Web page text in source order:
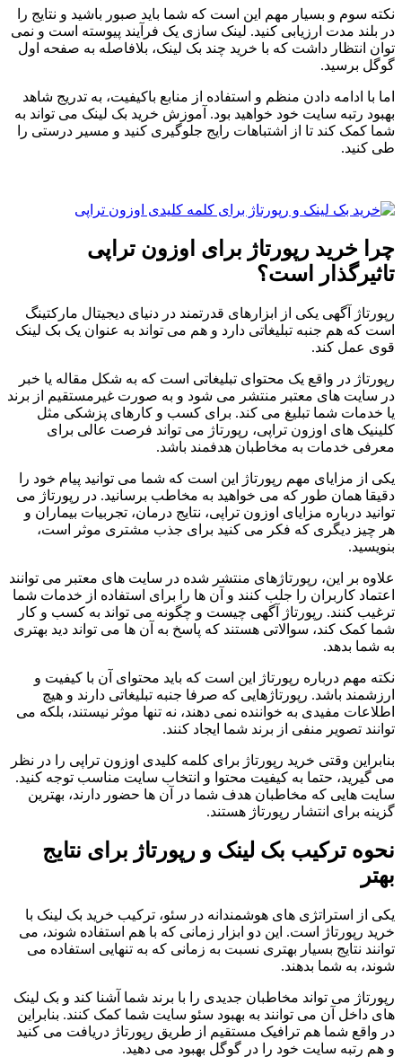
نکته سوم و بسیار مهم این است که شما باید صبور باشید و نتایج را
در بلند مدت ارزیابی کنید. لینک سازی یک فرآیند پیوسته است و نمی
توان انتظار داشت که با خرید چند بک لینک، بلافاصله به صفحه اول
گوگل برسید.
اما با ادامه دادن منظم و استفاده از منابع باکیفیت، به تدریج شاهد
بهبود رتبه سایت خود خواهید بود. آموزش خرید بک لینک می تواند به
شما کمک کند تا از اشتباهات رایج جلوگیری کنید و مسیر درستی را
طی کنید.
چرا خرید رپورتاژ برای اوزون تراپی
تاثیرگذار است؟
رپورتاژ آگهی یکی از ابزارهای قدرتمند در دنیای دیجیتال مارکتینگ
است که هم جنبه تبلیغاتی دارد و هم می تواند به عنوان یک بک لینک
قوی عمل کند.
رپورتاژ در واقع یک محتوای تبلیغاتی است که به شکل مقاله یا خبر
در سایت های معتبر منتشر می شود و به صورت غیرمستقیم از برند
یا خدمات شما تبلیغ می کند. برای کسب و کارهای پزشکی مثل
کلینیک های اوزون تراپی، رپورتاژ می تواند فرصت عالی برای
معرفی خدمات به مخاطبان هدفمند باشد.
یکی از مزایای مهم رپورتاژ این است که شما می توانید پیام خود را
دقیقا همان طور که می خواهید به مخاطب برسانید. در رپورتاژ می
توانید درباره مزایای اوزون تراپی، نتایج درمان، تجربیات بیماران و
هر چیز دیگری که فکر می کنید برای جذب مشتری موثر است،
بنویسید.
علاوه بر این، رپورتاژهای منتشر شده در سایت های معتبر می توانند
اعتماد کاربران را جلب کنند و آن ها را برای استفاده از خدمات شما
ترغیب کنند. رپورتاژ آگهی چیست و چگونه می تواند به کسب و کار
شما کمک کند، سوالاتی هستند که پاسخ به آن ها می تواند دید بهتری
به شما بدهد.
نکته مهم درباره رپورتاژ این است که باید محتوای آن با کیفیت و
ارزشمند باشد. رپورتاژهایی که صرفا جنبه تبلیغاتی دارند و هیچ
اطلاعات مفیدی به خواننده نمی دهند، نه تنها موثر نیستند، بلکه می
توانند تصویر منفی از برند شما ایجاد کنند.
بنابراین وقتی خرید رپورتاژ برای کلمه کلیدی اوزون تراپی را در نظر
می گیرید، حتما به کیفیت محتوا و انتخاب سایت مناسب توجه کنید.
سایت هایی که مخاطبان هدف شما در آن ها حضور دارند، بهترین
گزینه برای انتشار رپورتاژ هستند.
نحوه ترکیب بک لینک و رپورتاژ برای نتایج
بهتر
یکی از استراتژی های هوشمندانه در سئو، ترکیب خرید بک لینک با
خرید رپورتاژ است. این دو ابزار زمانی که با هم استفاده شوند، می
توانند نتایج بسیار بهتری نسبت به زمانی که به تنهایی استفاده می
شوند، به شما بدهند.
رپورتاژ می تواند مخاطبان جدیدی را با برند شما آشنا کند و بک لینک
های داخل آن می توانند به بهبود سئو سایت شما کمک کنند. بنابراین
در واقع شما هم ترافیک مستقیم از طریق رپورتاژ دریافت می کنید
و هم رتبه سایت خود را در گوگل بهبود می دهید.